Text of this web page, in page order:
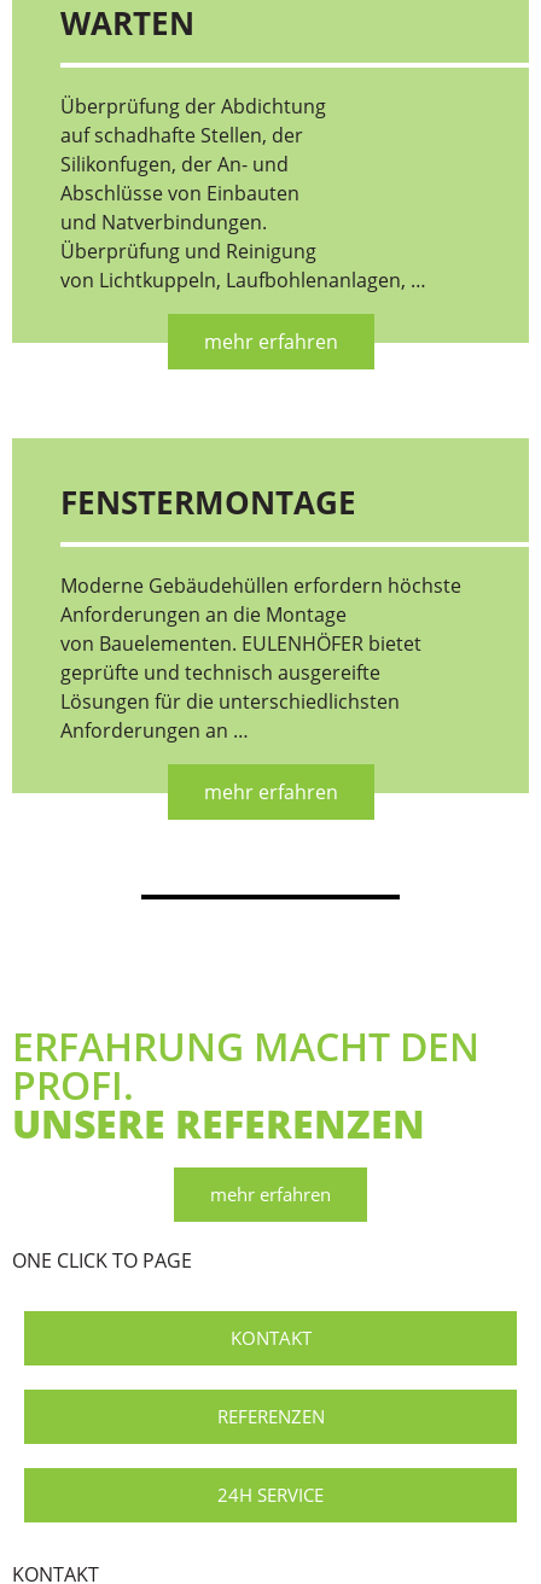
WARTEN
Überprüfung der Abdichtung
auf schadhafte Stellen, der
Silikonfugen, der An- und
Abschlüsse von Einbauten
und Natverbindungen.
Überprüfung und Reinigung
von Lichtkuppeln, Laufbohlenanlagen, …
mehr erfahren
FENSTERMONTAGE
Moderne Gebäudehüllen erfordern höchste
Anforderungen an die Montage
von Bauelementen. EULENHÖFER bietet
geprüfte und technisch ausgereifte
Lösungen für die unterschiedlichsten
Anforderungen an …
mehr erfahren
ERFAHRUNG MACHT DEN
PROFI.
UNSERE REFERENZEN
mehr erfahren
ONE CLICK TO PAGE
KONTAKT
REFERENZEN
24H SERVICE
KONTAKT